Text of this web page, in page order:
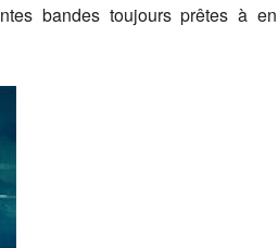
bandes toujours prêtes à en